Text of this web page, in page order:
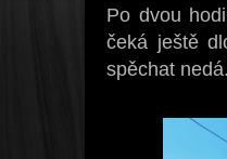
Po dvou
čeká ještě
spěchat nedá.